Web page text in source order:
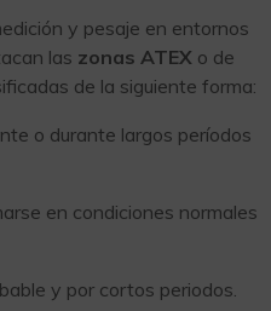
y pesaje en entornos
las zonas ATEX o de
de la siguiente forma:
o durante largos períodos
en condiciones normales
y por cortos periodos.